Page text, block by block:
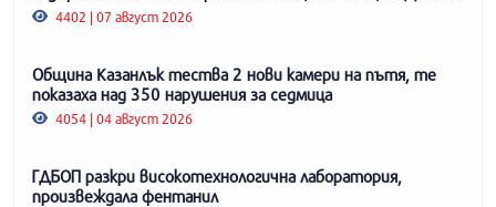
4402 | 07 август 2026
Община Казанлък тества 2 нови камери на пътя, те
показаха над 350 нарушения за седмица
4054 | 04 август 2026
ГДБОП разкри високотехнологична лаборатория,
произвеждала фентанил